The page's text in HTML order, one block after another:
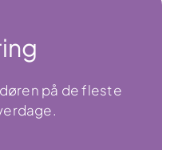
på de fleste